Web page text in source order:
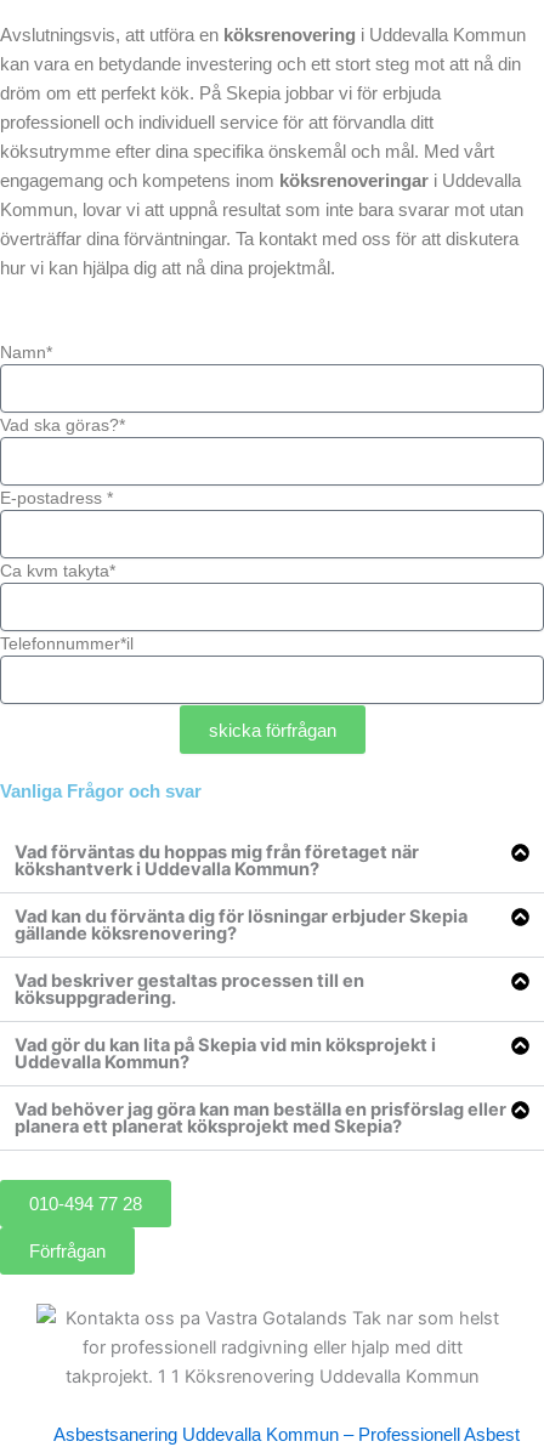
Avslutningsvis, att utföra en köksrenovering i Uddevalla Kommun
kan vara en betydande investering och ett stort steg mot att nå din
dröm om ett perfekt kök. På Skepia jobbar vi för erbjuda
professionell och individuell service för att förvandla ditt
köksutrymme efter dina specifika önskemål och mål. Med vårt
engagemang och kompetens inom köksrenoveringar i Uddevalla
Kommun, lovar vi att uppnå resultat som inte bara svarar mot utan
överträffar dina förväntningar. Ta kontakt med oss för att diskutera
hur vi kan hjälpa dig att nå dina projektmål.
Namn*
Vad ska göras?*
E-postadress *
Ca kvm takyta*
Telefonnummer*il
skicka förfrågan
Vanliga Frågor och svar
Vad förväntas du hoppas mig från företaget när
kökshantverk i Uddevalla Kommun?
Vad kan du förvänta dig för lösningar erbjuder Skepia
gällande köksrenovering?
Vad beskriver gestaltas processen till en
köksuppgradering.
Vad gör du kan lita på Skepia vid min köksprojekt i
Uddevalla Kommun?
Vad behöver jag göra kan man beställa en prisförslag eller
planera ett planerat köksprojekt med Skepia?
010-494 77 28
Förfrågan
Asbestsanering Uddevalla Kommun – Professionell Asbest